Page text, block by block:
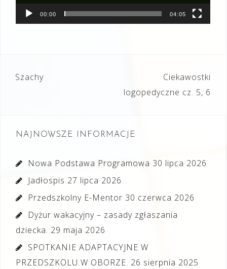
00:00 04:05
Nawigacja
Szachy
Ciekawostki
logopedyczne cz. 5, 6
NAJNOWSZE INFORMACJE
Nowa Podstawa Programowa 30 lipca 2026
Jadłospis 27 lipca 2026
Przedszkolny E-Mentor 30 czerwca 2026
Dyżur wakacyjny – zasady zgłaszania
dziecka. 29 maja 2026
SPOTKANIE ADAPTACYJNE W
PRZEDSZKOLU W OBORZE. 26 sierpnia 2025